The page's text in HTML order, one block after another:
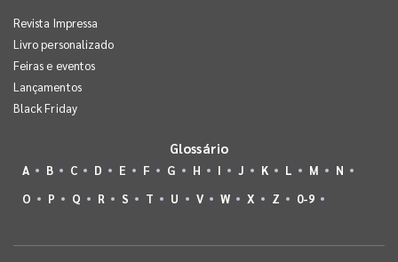
Revista Impressa
Livro personalizado
Feiras e eventos
Lançamentos
Black Friday
Glossário
A B C D E F G H I J K L M
N
O
P Q R S T U V W X Z 0-9